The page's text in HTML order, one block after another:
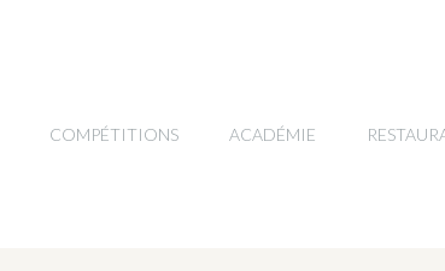
COMPÉTITIONS ACADÉMIE